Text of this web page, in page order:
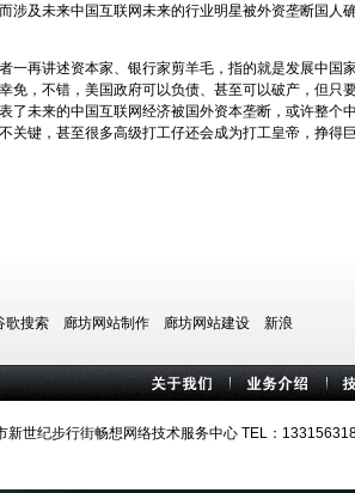
涉及未来中国互联网未来的行业明星被外资垄断国人
再讲述资本家、银行家剪羊毛，指的就是发展中国
免，不错，美国政府可以负债、甚至可以破产，但只
了未来的中国互联网经济被国外资本垄断，或许整个
关键，甚至很多高级打工仔还会成为打工皇帝，挣得
歌搜索 廊坊网站制作 廊坊网站建设 新浪
新世纪步行街畅想网络技术服务中心 TEL：